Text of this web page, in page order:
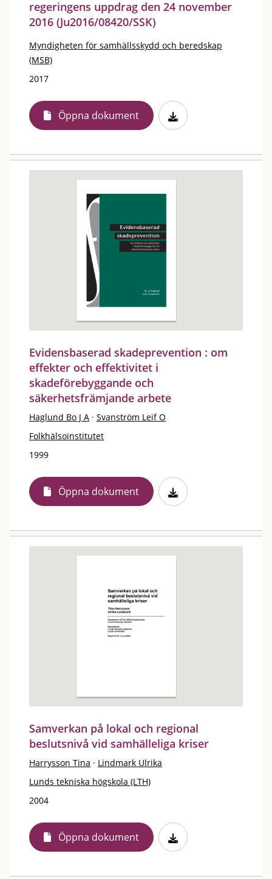
regeringens uppdrag den 24 november
2016 (Ju2016/08420/SSK)
Myndigheten för samhällsskydd och beredskap
(MSB)
2017
Öppna dokument
Evidensbaserad skadeprevention : om
effekter och effektivitet i
skadeförebyggande och
säkerhetsfrämjande arbete
Haglund Bo J A · Svanström Leif O
Folkhälsoinstitutet
1999
Öppna dokument
Samverkan på lokal och regional
beslutsnivå vid samhälleliga kriser
Harrysson Tina · Lindmark Ulrika
Lunds tekniska högskola (LTH)
2004
Öppna dokument